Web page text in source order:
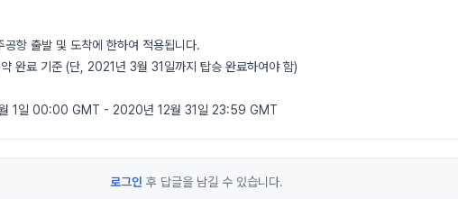
항 출발 및 도착에 한하여 적용됩니다.
완료 기준 (단, 2021년 3월 31일까지 탑승 완료하여야 함)
1일 00:00 GMT - 2020년 12월 31일 23:59 GMT
로그인 후 답글을 남길 수 있습니다.